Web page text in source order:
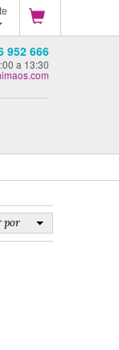
952 666
a 13:30
por